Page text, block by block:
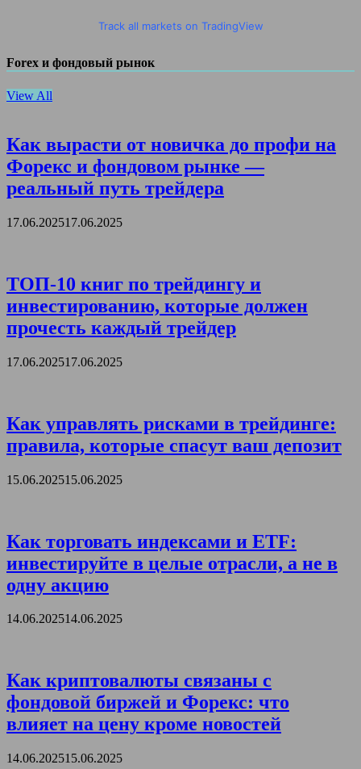
Track all markets on TradingView
Forex и фондовый рынок
View All
Как вырасти от новичка до профи на
Форекс и фондовом рынке —
реальный путь трейдера
17.06.202517.06.2025
ТОП-10 книг по трейдингу и
инвестированию, которые должен
прочесть каждый трейдер
17.06.202517.06.2025
Как управлять рисками в трейдинге:
правила, которые спасут ваш депозит
15.06.202515.06.2025
Как торговать индексами и ETF:
инвестируйте в целые отрасли, а не в
одну акцию
14.06.202514.06.2025
Как криптовалюты связаны с
фондовой биржей и Форекс: что
влияет на цену кроме новостей
14.06.202515.06.2025